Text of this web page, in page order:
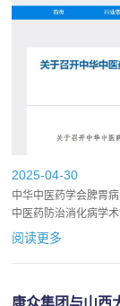
2025-04-30
中华中医药学会脾胃
中医药防治消化病学
办，中华中医药学会
阅读更多
康众集团与山西